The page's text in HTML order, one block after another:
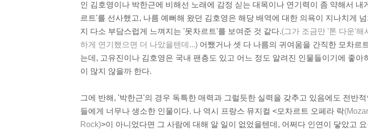
인 김호영이나 박한근에 비해선 노래에 감정 싣는 대목이나 연기력이 좀 약해서 내
르트'를 선사했고, 나름 예뻐해 왔던 김호영은 해당 배역에 대한 의욕이 지나치게 넘
지 다소 부담스럽게 느껴지는 '못차르트'를 보여준 것 같다.(그가 조금만 '톤 다운'해
하게 연기했으면 더 나았을텐데...) 어쨌거나 셋 다 나름의 귀여움을 간직한 모차르
는데, 고유진이나 김호영은 국내 팬층도 있고 어느 정도 알려진 인물들이기에 좋아
이 많지 않을까 한다.
그에 반해, '박한근'의 경우 독특한 매력과 그럴듯한 실력을 갖추고 있음에도 전반적
들에게 너무나 생소한 인물이다. 나 역시 프랑스 뮤지컬 <모차르트 오페라 락
Rock)>이 아니었다면 그 사람에 대해 알 일이 없었을텐데, 어쩌다 인연이 닿았고 요